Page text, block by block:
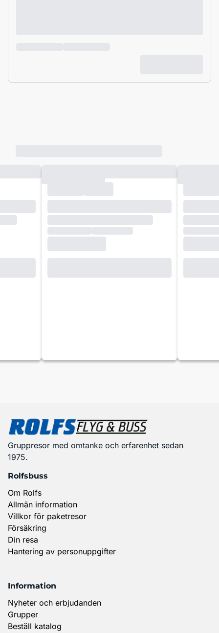
Gruppresor med omtanke och erfarenhet sedan
1975.
Rolfsbuss
Om Rolfs
Allmän information
Villkor för paketresor
Försäkring
Din resa
Hantering av personuppgifter
Information
Nyheter och erbjudanden
Grupper
Beställ katalog